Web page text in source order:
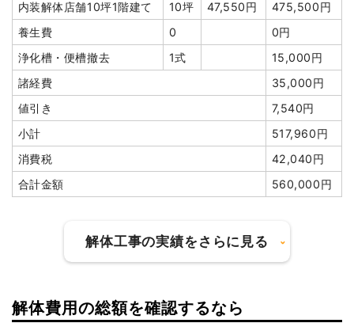
アスベスト撤去
2m³
円
60,000円
アスベスト撤去 8m³
30,000
240,000円
土間コンクリート撤去
15,000円
ブロック塀撤去
30,000円
植木・植栽撤去
32,000円
ブロック塀撤去 43m² 4,000円
172,000円
円
室外設備・機器撤去 1式
420,000円
駐車場撤去
16m²
円
32,400円
ブロック塀撤去 62m²
1,000
62,000円
アスファルト撤去
160,230円
その他（埋戻し）
279,500円
有価物買取
-1,500,000
円
6,045,000
円
小計
内装解体店舗10坪1階建て 10坪 47,550円
475,500円
養生費
0
0円
浄化槽・便槽撤去
1式
15,000円
諸経費
35,000円
値引き
7,540円
小計
517,960円
消費税
42,040円
合計金額
560,000円
解体工事の実績をさらに見る
建物の種類/構造 内装解体住宅1階建て
解体費用の総額を確認するなら